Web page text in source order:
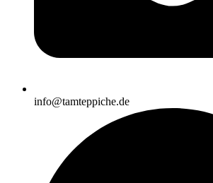
info@tamteppiche.de